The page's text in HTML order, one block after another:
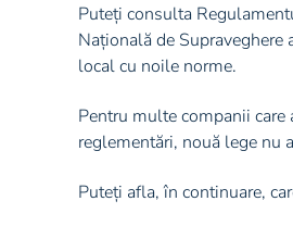
Puteți consulta
Națională de
local cu noile norme.
Pentru multe companii
reglementări, nouă lege nu
Puteți afla, în continuare,